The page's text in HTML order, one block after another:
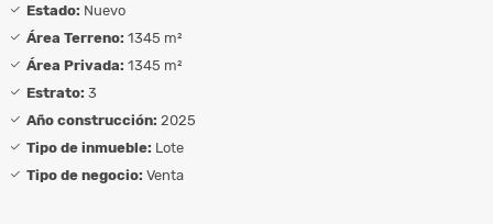
Estado: Nuevo
Área Terreno: 1345 m²
Área Privada: 1345 m²
Estrato: 3
Año construcción: 2025
Tipo de inmueble: Lote
Tipo de negocio: Venta